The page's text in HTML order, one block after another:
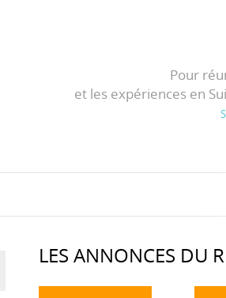
Pour
et les expériences en
LES ANNONCES DU